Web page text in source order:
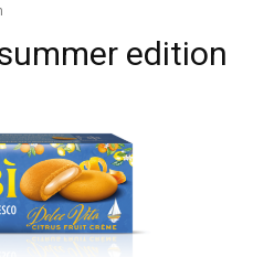
edition